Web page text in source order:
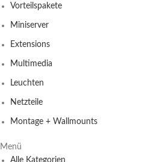
Vorteilspakete
Miniserver
Extensions
Multimedia
Leuchten
Netzteile
Montage + Wallmounts
Menü
Alle Kategorien